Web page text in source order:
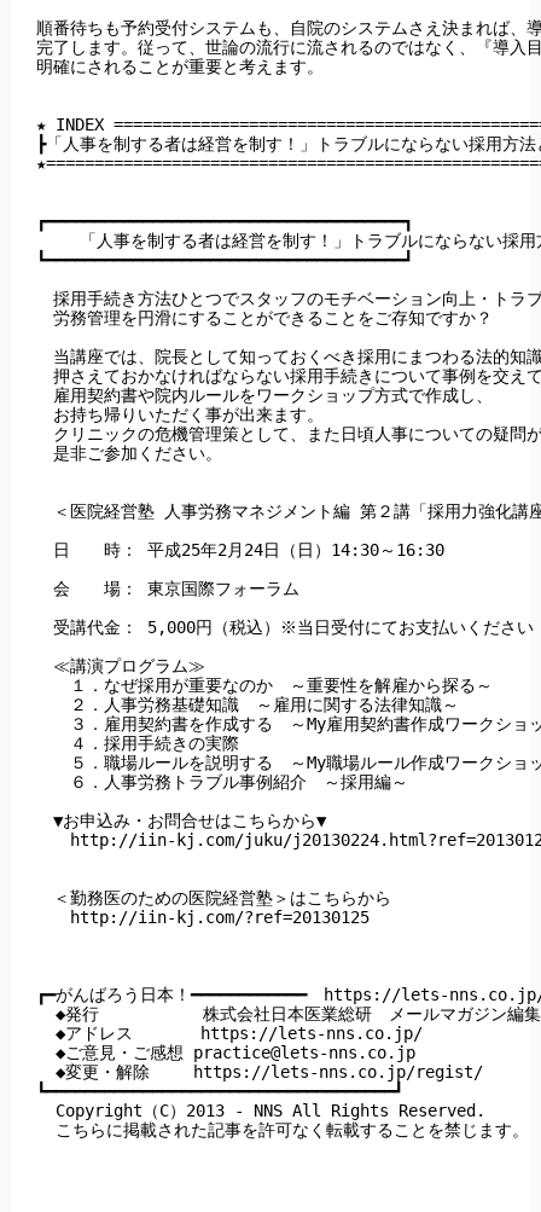
順番待ちも予約受付システムも、自院のシステムさえ決まれば、
完了します。従って、世論の流行に流されるのではなく、『導入
明確にされることが重要と考えます。
★ INDEX
┣「人事を制する者は経営を制す！」トラブルにならない採用方法
┏━━━━━━━━━━━━━━━━━━━━━━━━━━━━━━━━━━━━━┓
「人事を制する者は経営を制す！」トラブルにならない採用
┗━━━━━━━━━━━━━━━━━━━━━━━━━━━━━━━━━━━━━┛
採用手続き方法ひとつでスタッフのモチベーション向上・トラ
労務管理を円滑にすることができることをご存知ですか？
当講座では、院長として知っておくべき採用にまつわる法的知
押さえておかなければならない採用手続きについて事例を交え
雇用契約書や院内ルールをワークショップ方式で作成し、
お持ち帰りいただく事が出来ます。
クリニックの危機管理策として、また日頃人事についての疑問
是非ご参加ください。
＜医院経営塾 人事労務マネジメント編 第２講「採用力強化講
日　　時： 平成25年2月24日（日）14:30～16:30
会　　場： 東京国際フォーラム
受講代金： 5,000円（税込）※当日受付にてお支払いくださ
≪講演プログラム≫
１．なぜ採用が重要なのか　～重要性を解雇から探る～
２．人事労務基礎知識　～雇用に関する法律知識～
３．雇用契約書を作成する　～My雇用契約書作成ワークショ
４．採用手続きの実際
５．職場ルールを説明する　～My職場ルール作成ワークショ
６．人事労務トラブル事例紹介　～採用編～
▼お申込み・お問合せはこちらから▼
http://iin-kj.com/juku/
＜勤務医のための医院経営塾＞はこちらから
http://iin-kj.com/?ref=20130125
┏━がんばろう日本！━━━━━━━━━━━━　https://lets-
◆発行　         株式会社日本医業総研　メールマガジン編
  ◆アドレス       https://lets-nns.co.jp/
  ◆ご意見・ご感想
practice@lets-nns.co.jp
  ◆変更・解除　　 https://lets-nns.co.jp/regist/
┗━━━━━━━━━━━━━━━━━━━━━━━━━━━━━━━━━━━━┛
  Copyright（C）2013 - NNS All Rights Reserved.